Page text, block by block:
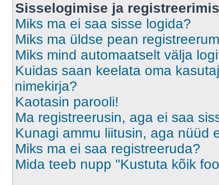
Sisselogimise ja
Miks ma ei saa sisse logida?
Miks ma üldse pean
Miks mind automaatselt välja
Kuidas saan keelata oma
nimekirja?
Kaotasin parooli!
Ma registreerusin, aga ei saa
Kunagi ammu liitusin, aga nüüd
Miks ma ei saa registreeruda?
Mida teeb nupp "Kustuta kõik